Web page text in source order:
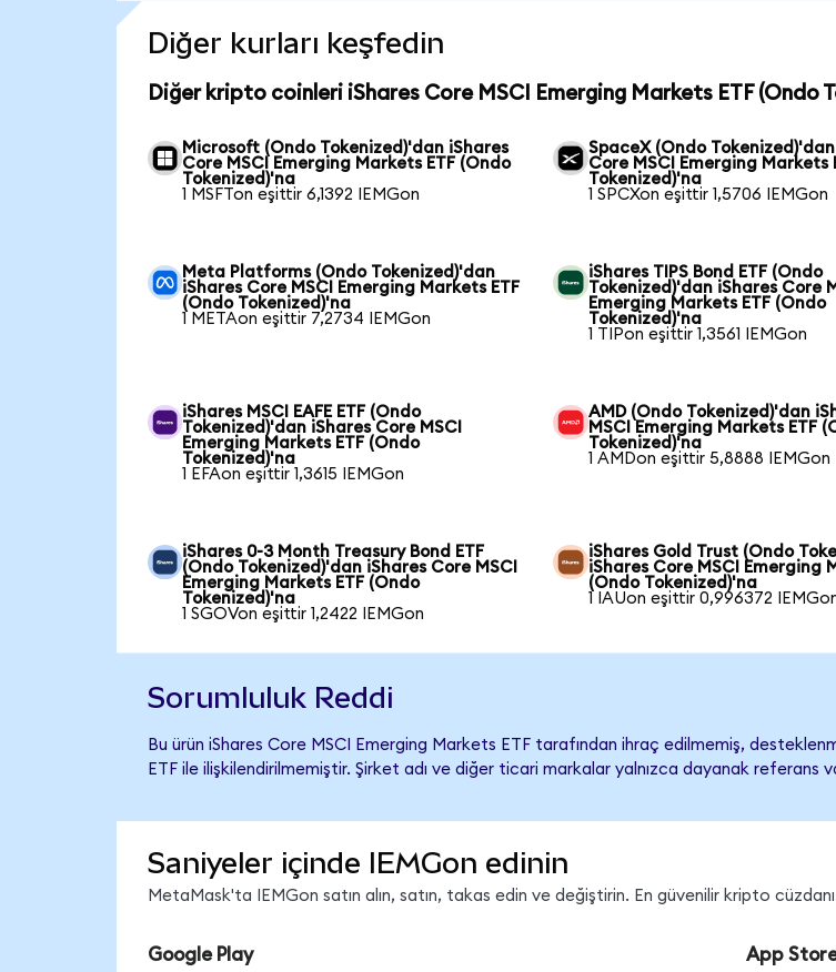
Diğer kurları keşfedin
Diğer kripto coinleri iShares Core MSCI Emerging Markets ETF (Ondo
Microsoft (Ondo Tokenized)'dan iShares
Core MSCI Emerging Markets ETF (Ondo
Tokenized)'na
1 MSFTon eşittir 6,1392 IEMGon
SpaceX (Ondo
Core MSCI Emerging Markets
Tokenized)'na
1 SPCXon eşittir 1,5706 IEMGon
Meta Platforms (Ondo Tokenized)'dan
iShares Core MSCI Emerging Markets ETF
(Ondo Tokenized)'na
1 METAon eşittir 7,2734 IEMGon
iShares TIPS Bond ETF (Ondo
Tokenized)'dan iShares Core
Emerging Markets ETF (Ondo
Tokenized)'na
1 TIPon eşittir 1,3561 IEMGon
iShares MSCI EAFE ETF (Ondo
Tokenized)'dan iShares Core MSCI
Emerging Markets ETF (Ondo
Tokenized)'na
1 EFAon eşittir 1,3615 IEMGon
AMD (Ondo Tokenized)'dan
MSCI Emerging Markets ETF
Tokenized)'na
1 AMDon eşittir 5,8888 IEMGon
iShares 0-3 Month Treasury Bond ETF
(Ondo Tokenized)'dan iShares Core MSCI
Emerging Markets ETF (Ondo
Tokenized)'na
1 SGOVon eşittir 1,2422 IEMGon
iShares Gold Trust (Ondo
iShares Core MSCI Emerging
(Ondo Tokenized)'na
1 IAUon eşittir 0,996372
Sorumluluk Reddi
Bu ürün iShares Core MSCI Emerging Markets ETF tarafından ihraç edilmemiş,
ETF ile ilişkilendirilmemiştir. Şirket adı ve diğer ticari markalar yalnızca dayanak referans
Saniyeler içinde IEMGon edinin
MetaMask'ta IEMGon satın alın, satın, takas edin ve değiştirin. En güvenilir kripto
Google Play App